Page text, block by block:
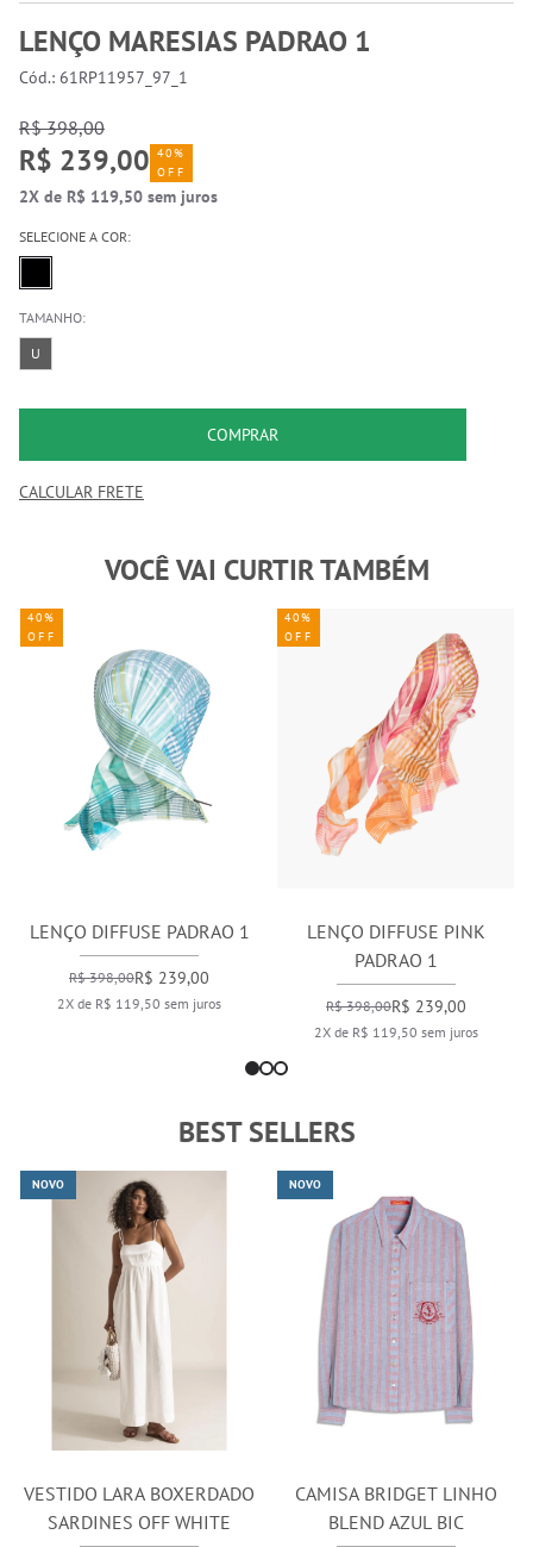
LENÇO MARESIAS PADRAO 1
Cód.: 61RP11957_97_1
R$ 398,00
R$ 239,00 40%
OFF
2X de R$ 119,50 sem juros
SELECIONE A COR:
TAMANHO:
U
COMPRAR
CALCULAR FRETE
VOCÊ VAI CURTIR TAMBÉM
LENÇO DIFFUSE PADRAO 1
R$ 398,00R$ 239,00
2X de R$ 119,50 sem juros
40%
OFF
LENÇO DIFFUSE PINK
PADRAO 1
R$ 398,00R$ 239,00
2X de R$ 119,50 sem juros
40%
OFF
BEST SELLERS
VESTIDO LARA BOXERDADO
SARDINES OFF WHITE
NOVO
CAMISA BRIDGET LINHO
BLEND AZUL BIC
NOVO